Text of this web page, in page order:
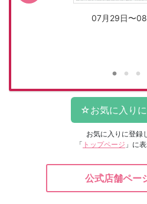
07月29日〜
お気に入りに登録
「 トップページ 」に
公式店舗ペー